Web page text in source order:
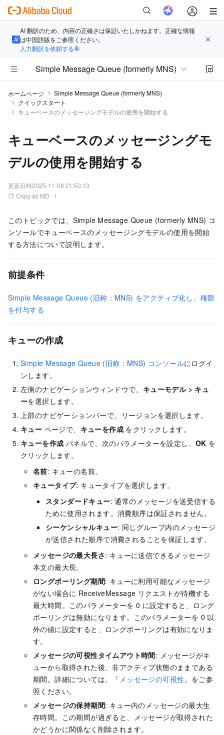
AI 翻訳のため、内容の正確さは保証いたしかねます。正確な情報
は中国語版をご参照ください。
人力翻訳を依頼する
Simple Message Queue (formerly MNS)
ホームページ
Simple Message Queue (formerly MNS)
クイックスタート
キューベースのメッセージングモデルの使用を開始する
キューベースのメッセージングモ
デルの使用を開始する
更新日時2025-11-08 21:50:13
Copy as MD
このトピックでは、 Simple Message Queue (formerly MNS) コ
ンソールでキューベースのメッセージングモデルの使用を開始
する方法について説明します。
前提条件
Simple Message Queue (旧称：MNS) をアクティブ化し、権限
を付与する
キューの作成
Simple Message Queue (旧称：MNS) コンソールにログイ
ンします。
左側のナビゲーションウィンドウで、 キューモデル> キュ
ーを選択します。
上部のナビゲーションバーで、リージョンを選択します。
キュー ページで、 キューを作成 をクリックします。
キューを作成 パネルで、次のパラメーターを設定し、OK を
クリックします。
名前: キューの名前。
キュータイプ: キュータイプを選択します。
スタンダードキュー: 通常のメッセージを送受信する
ために使用されます。消費順序は保証されません。
シーケンシャルキュー: 同じグループ内のメッセージ
が送信された順序で消費されることを保証します。
メッセージの最大長さ: キューに送信できるメッセージ
本文の最大長。
ロングポーリング期間: キューに利用可能なメッセージ
がない場合に ReceiveMessage リクエストが待機する
最大時間。このパラメーターを 0 に設定すると、ロング
ポーリングは無効になります。このパラメーターを 0 以
外の値に設定すると、ロングポーリングは有効になりま
す。
メッセージの可視性タイムアウト時間: メッセージがキ
ューから取得された後、非アクティブ状態のままである
期間。詳細については、「 メッセージの可視性 」をご参
照ください。
メッセージの保持期間: キュー内のメッセージの最大生
存時間。この期間が過ぎると、メッセージが取得された
かどうかに関係なく削除されます。